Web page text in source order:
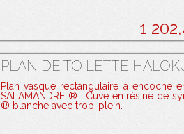
1
PLAN DE TOILETTE
Plan vasque rectangulaire à encoche
SALAMANDRE ® . Cuve en résine de
® blanche avec trop-plein.